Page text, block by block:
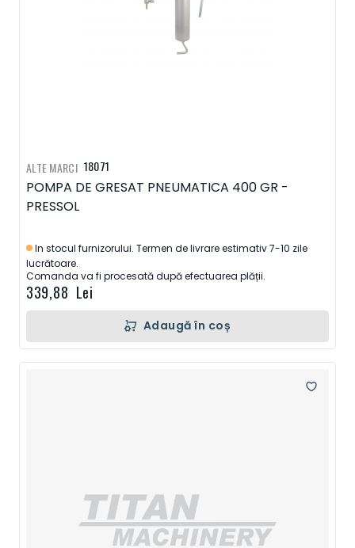
18071
POMPA DE GRESAT PNEUMATICA 400 GR -
PRESSOL
In stocul furnizorului. Termen de livrare estimativ 7-10 zile
lucrătoare.
Comanda va fi procesată după efectuarea plății.
339,88 Lei
ALTE MARCI
Adaugă în coș